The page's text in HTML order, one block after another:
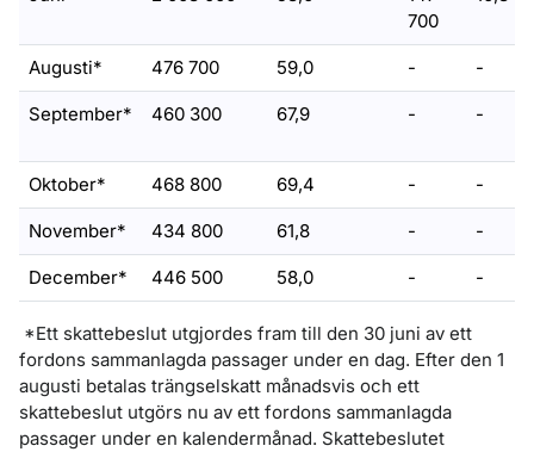
700
Augusti* 476 700 59,0 - -
September* 460 300 67,9 - -
Oktober* 468 800 69,4 - -
November* 434 800 61,8 - -
December* 446 500 58,0 - -
*Ett skattebeslut utgjordes fram till den 30 juni av ett
fordons sammanlagda passager under en dag. Efter den 1
augusti betalas trängselskatt månadsvis och ett
skattebeslut utgörs nu av ett fordons sammanlagda
passager under en kalendermånad. Skattebeslutet